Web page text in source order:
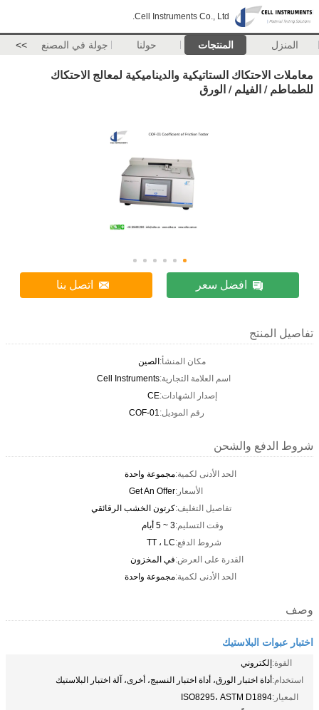
Cell Instruments Co., Ltd.
المنزل المنتجات حولنا جولة في المصنع >>
معاملات الاحتكاك الستاتيكية والديناميكية لمعالج الاحتكاك
للطماطم / الفيلم / الورق
افضل سعر اتصل بنا
تفاصيل المنتج
مكان المنشأ:الصين
اسم العلامة التجارية:Cell Instruments
إصدار الشهادات:CE
رقم الموديل:COF-01
شروط الدفع والشحن
الحد الأدنى لكمية:مجموعة واحدة
الأسعار:Get An Offer
تفاصيل التغليف:كرتون الخشب الرقائقي
وقت التسليم:3 ~ 5 أيام
شروط الدفع:TT ، LC
القدرة على العرض:في المخزون
الحد الأدنى لكمية:مجموعة واحدة
وصف
اختبار عبوات البلاستيك
القوة:إلكتروني
استخدام:أداة اختبار الورق، أداة اختبار النسيج، أخرى، آلة اختبار البلاستيك
المعيار:ISO8295، ASTM D1894